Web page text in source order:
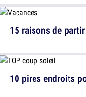
10 pires endroits
15 raisons de